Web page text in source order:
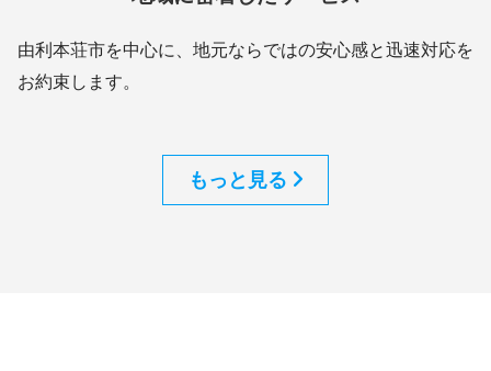
由利本荘市を中心に、地元ならではの安心感と迅速対応を
お約束します。
もっと見る